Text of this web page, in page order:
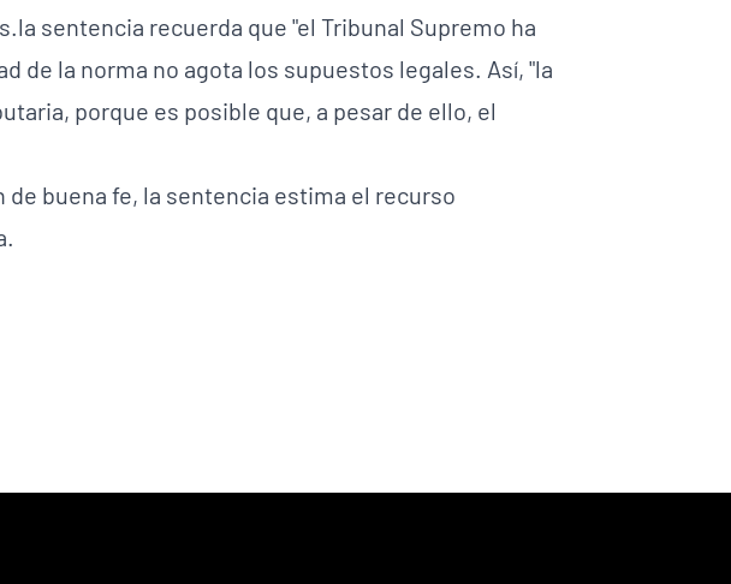
sentencia recuerda que "el Tribunal Supremo ha
de la norma no agota los supuestos legales. Así, "la
porque es posible que, a pesar de ello, el
buena fe, la sentencia estima el recurso